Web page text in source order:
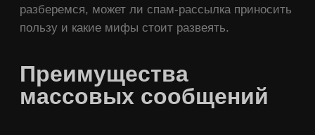
разберемся, может ли спам-рассылка приносить
пользу и какие мифы стоит развеять.
Преимущества
массовых сообщений